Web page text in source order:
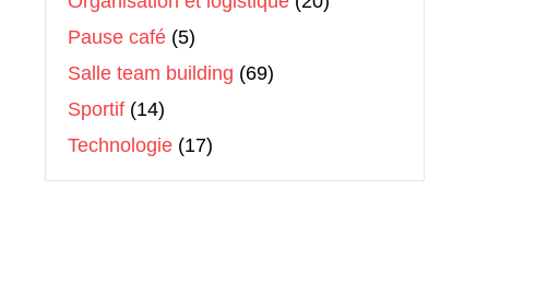
Pause café (5)
Salle team building (69)
Sportif (14)
Technologie (17)